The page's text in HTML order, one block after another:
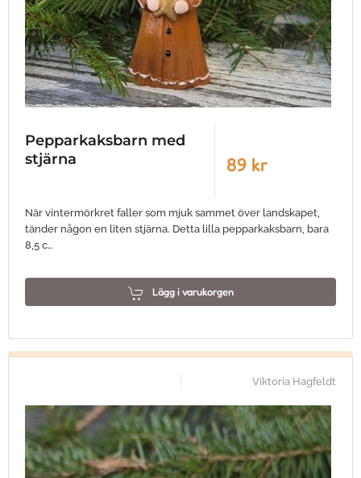
Pepparkaksbarn med
stjärna
89 kr
När vintermörkret faller som mjuk sammet över landskapet,
tänder någon en liten stjärna. Detta lilla pepparkaksbarn, bara
8,5 c…
Lägg i varukorgen
Viktoria Hagfeldt